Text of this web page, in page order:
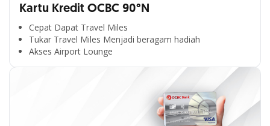
Kartu Kredit OCBC 90°N
Cepat Dapat Travel Miles
Tukar Travel Miles Menjadi beragam hadiah
Akses Airport Lounge